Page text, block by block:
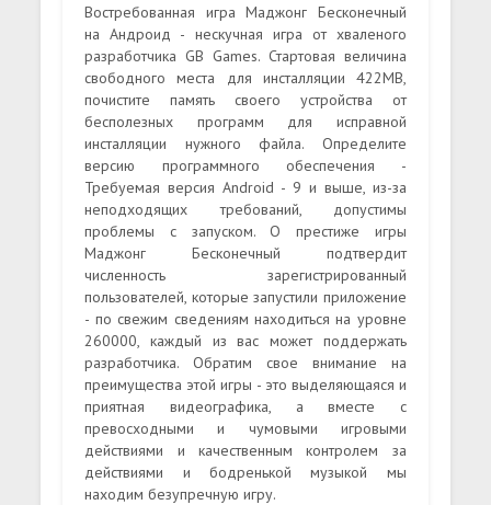
Востребованная игра Маджонг Бесконечный
на Андроид - нескучная игра от хваленого
разработчика GB Games. Стартовая величина
свободного места для инсталляции 422MB,
почистите память своего устройства от
бесполезных программ для исправной
инсталляции нужного файла. Определите
версию программного обеспечения -
Требуемая версия Android - 9 и выше, из-за
неподходящих требований, допустимы
проблемы с запуском. О престиже игры
Маджонг Бесконечный подтвердит
численность зарегистрированный
пользователей, которые запустили приложение
- по свежим сведениям находиться на уровне
260000, каждый из вас может поддержать
разработчика. Обратим свое внимание на
преимущества этой игры - это выделяющаяся и
приятная видеографика, а вместе с
превосходными и чумовыми игровыми
действиями и качественным контролем за
действиями и бодренькой музыкой мы
находим безупречную игру.